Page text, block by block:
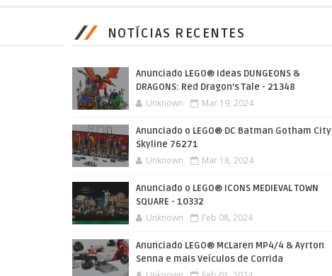
NOTÍCIAS RECENTES
Anunciado LEGO® Ideas DUNGEONS &
DRAGONS: Red Dragon’s Tale - 21348
Unknown Mar 19, 2024
Anunciado o LEGO® DC Batman Gotham City
Skyline 76271
Unknown Mar 18, 2024
Anunciado o LEGO® ICONS MEDIEVAL TOWN
SQUARE - 10332
Unknown Feb 08, 2024
Anunciado LEGO® McLaren MP4/4 & Ayrton
Senna e mais Veículos de Corrida